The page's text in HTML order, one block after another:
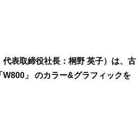
表取締役社長：桐野 英子）は、古
」 のカラー&グラフィックを